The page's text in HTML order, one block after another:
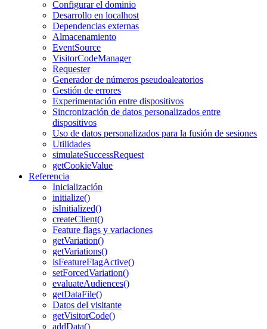
Configurar el dominio
Desarrollo en localhost
Dependencias externas
Almacenamiento
EventSource
VisitorCodeManager
Requester
Generador de números pseudoaleatorios
Gestión de errores
Experimentación entre dispositivos
Sincronización de datos personalizados entre
dispositivos
Uso de datos personalizados para la fusión de sesiones
Utilidades
simulateSuccessRequest
getCookieValue
Referencia
Inicialización
initialize()
isInitialized()
createClient()
Feature flags y variaciones
getVariation()
getVariations()
isFeatureFlagActive()
setForcedVariation()
evaluateAudiences()
getDataFile()
Datos del visitante
getVisitorCode()
addData()